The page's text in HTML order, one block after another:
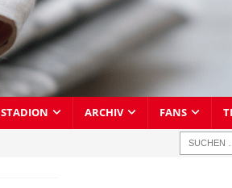
STADION ARCHIV FANS